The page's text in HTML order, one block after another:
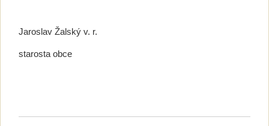
Jaroslav Žalský v. r.
starosta obce